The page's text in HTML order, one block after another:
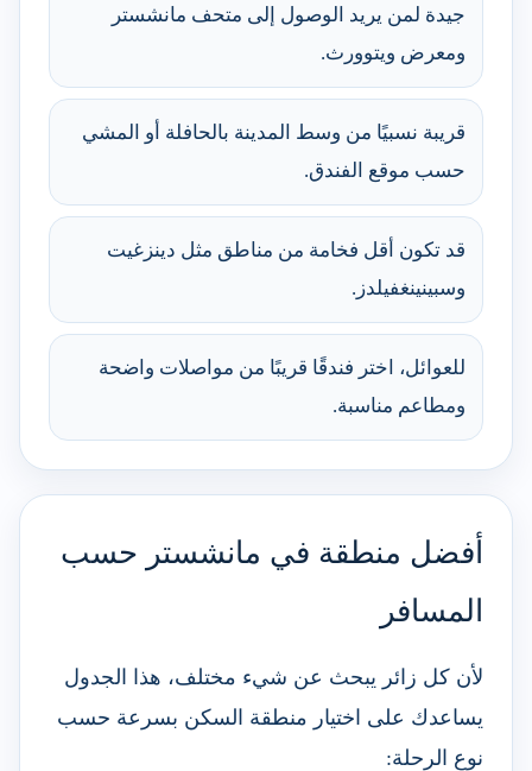
جيدة لمن يريد الوصول إلى متحف مانشستر
ومعرض ويتوورث.
قريبة نسبيًا من وسط المدينة بالحافلة أو المشي
حسب موقع الفندق.
قد تكون أقل فخامة من مناطق مثل دينزغيت
وسبينينغفيلدز.
للعوائل، اختر فندقًا قريبًا من مواصلات واضحة
ومطاعم مناسبة.
أفضل منطقة في مانشستر حسب
المسافر
لأن كل زائر يبحث عن شيء مختلف، هذا الجدول
يساعدك على اختيار منطقة السكن بسرعة حسب
نوع الرحلة: